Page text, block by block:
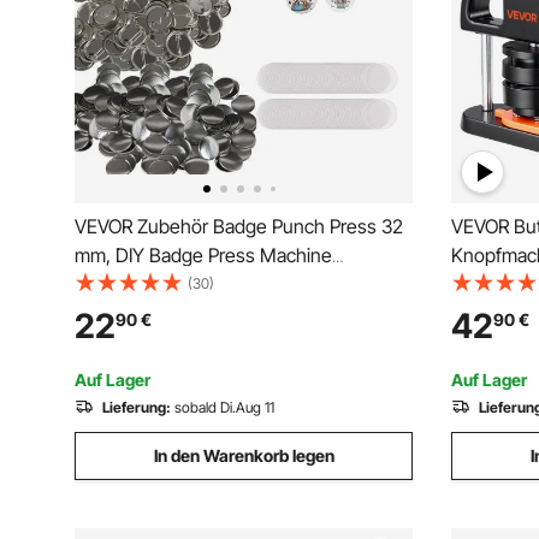
VEVOR Zubehör Badge Punch Press 32
mm, DIY Badge Press Machine
Ersatzteile 500 Stk, Metall + Kunststoff /
250 + 250 Stk. Abzeichen
(30)
2290€
Auf Lager
Lieferung: sobald Di.Aug 11
In den Warenkorb legen
VEVOR
Badge
Badge
Maker für
inkl.
4290€
Auf Lager